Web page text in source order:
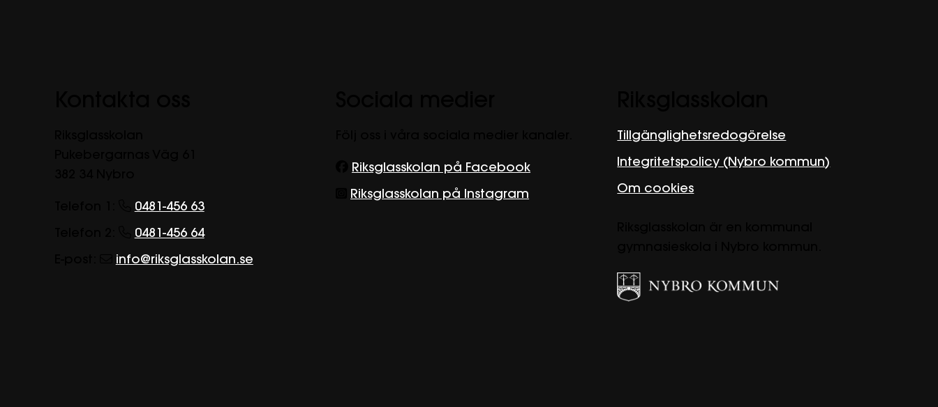
0481-456 63
0481-456 64
info@riksglasskolan.se
Riksglasskolan på Facebook
Riksglasskolan på Instagram
Tillgänglighetsredogörelse
Integritetspolicy (Nybro kommun)
Om cookies